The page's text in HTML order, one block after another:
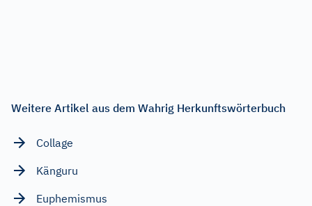
Weitere Artikel aus dem Wahrig Herkunftswörterbuch
Collage
Känguru
Euphemismus